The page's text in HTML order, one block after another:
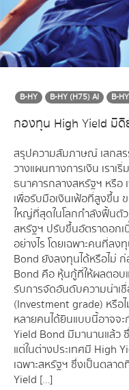
B-HY B-HY (H75) AI B-
กองทุน High Yield มีดี
สรุปความสัมภาษณ์ เสกสร
วางแผนทางการเงิน เราเ
ธนาคารกลางสหรัฐฯ หรือ
เพื่อรับมือเงินเฟ้อที่สูงขึ้น
ใหญ่ที่สุดในโลกกำลังฟื้นตั
สหรัฐฯ ปรับขึ้นอัตราดอก
อย่างไร โดยเฉพาะคนที่ล
Bond ยังลงทุนได้หรือไม่
Bond คือ หุ้นกู้ที่ให้ผลตอบ
รับการจัดอันดับความน่าเ
(Investment grade) หรือ
หลายคนได้ยินแบบนี้อาจจ
Yield Bond มีมานานแล้ว
แต่ในต่างประเทศมี High
เฉพาะสหรัฐฯ ซึ่งเป็นตลา
Yield […]